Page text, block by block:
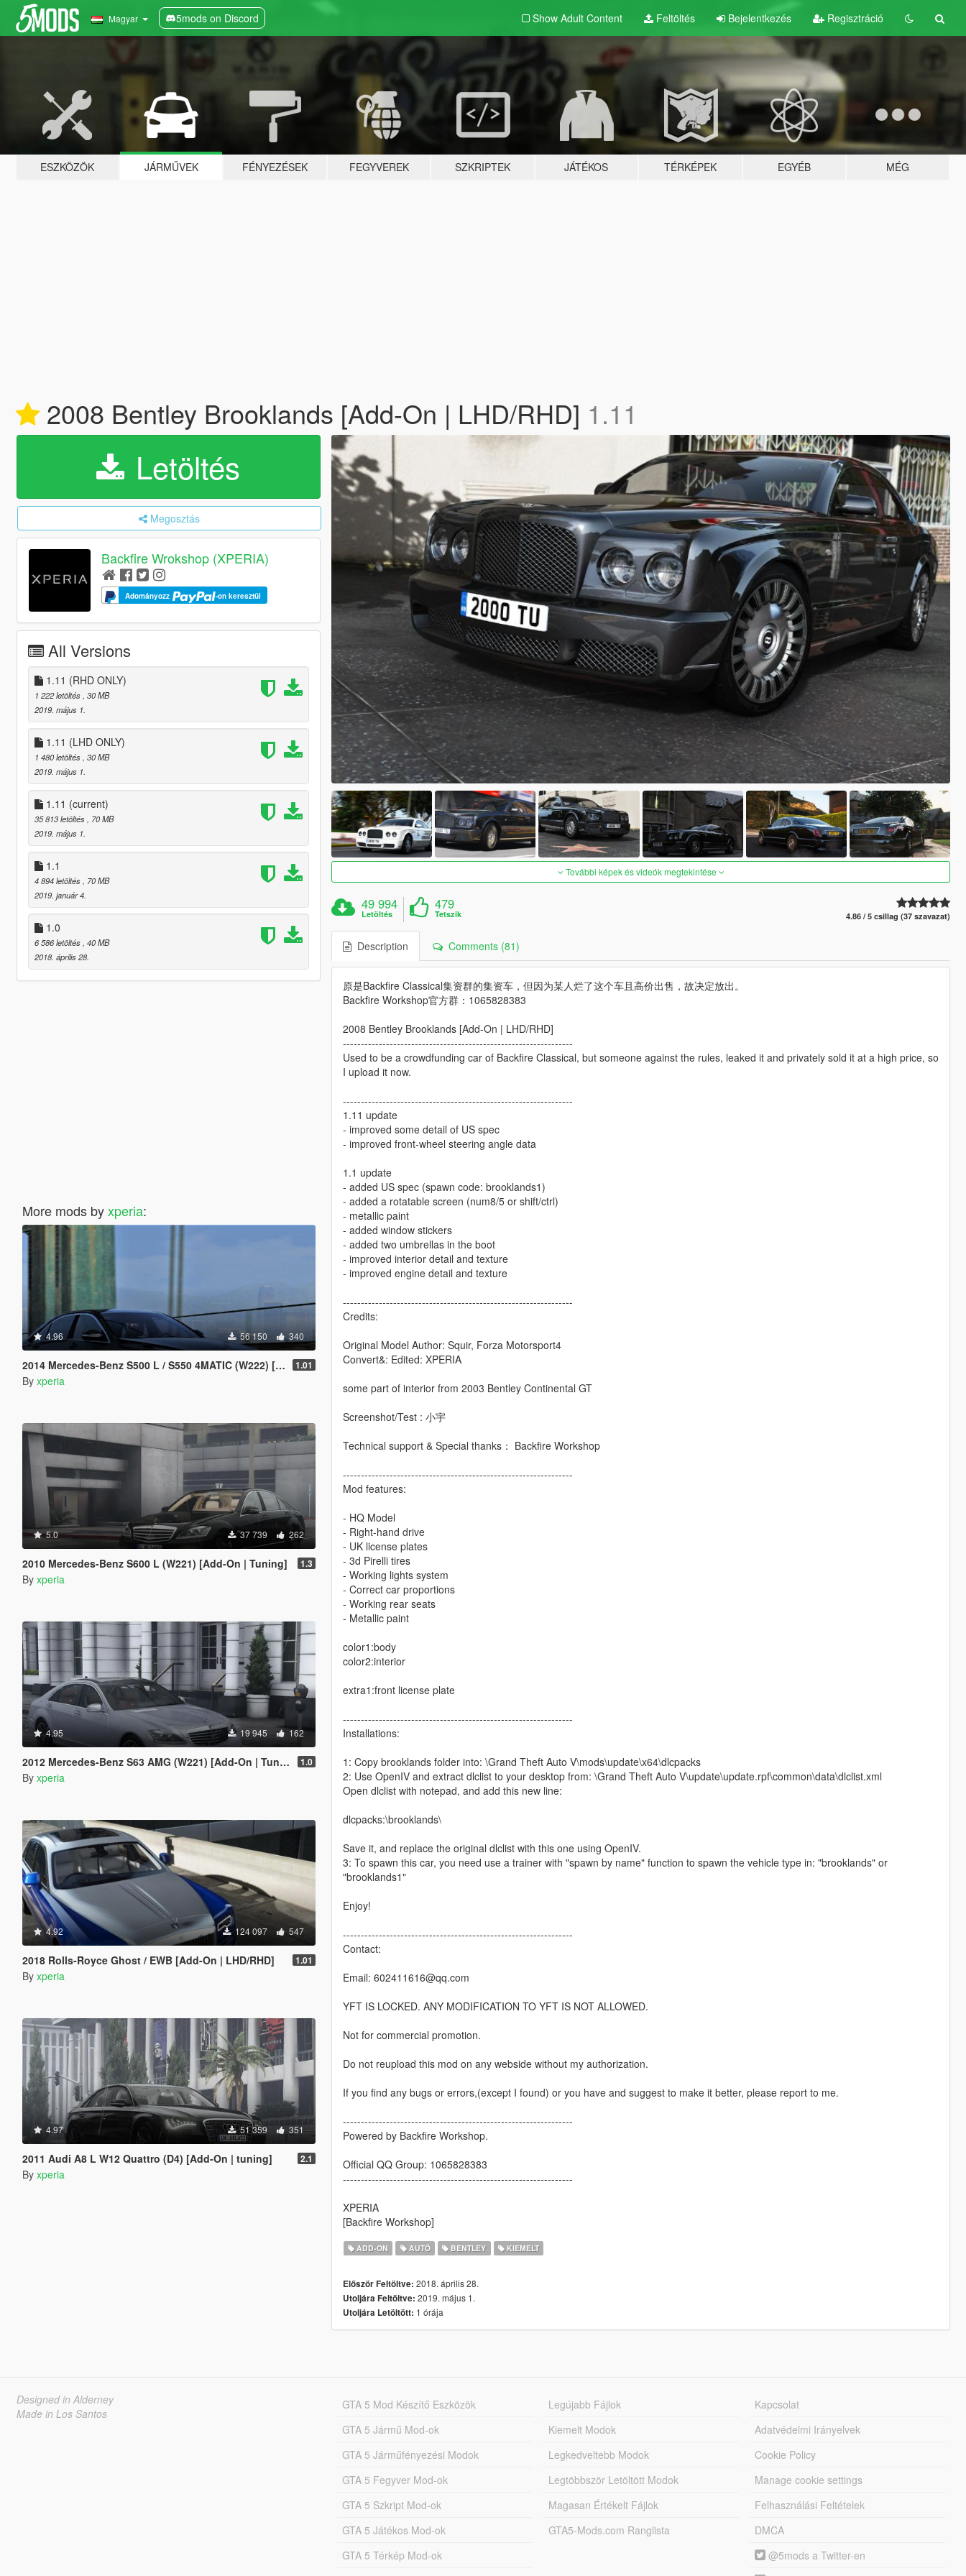
Magyar 5mods on Discord Show Adult Content Feltöltés Bejelentkezés Regisztráció
ESZKÖZÖK JÁRMŰVEK FÉNYEZÉSEK FEGYVEREK SZKRIPTEK JÁTÉKOS TÉRKÉPEK EGYÉB MÉG
2008 Bentley Brooklands [Add-On | LHD/RHD] 1.11
Letöltés
Megosztás
Backfire Wrokshop (XPERIA)
Adományozz -on keresztül
All Versions
1.11 (RHD ONLY)
1 222 letöltés , 30 MB
2019. május 1.
1.11 (LHD ONLY)
1 480 letöltés , 30 MB
2019. május 1.
1.11 (current)
35 813 letöltés
, 70 MB
2019. május 1.
1.1
4 894 letöltés
, 70 MB
2019. január 4.
1.0
6 586 letöltés , 40 MB
2018. április 28.
More mods byxperia:
4.96 56 150 340
2014 Mercedes-Benz S500 L / S550 4MATIC (W222) [Add-On | Tuning] 1.01
By xperia
5.0 37 739 262
2010 Mercedes-Benz S600 L (W221) [Add-On | Tuning] 1.3
By xperia
4.95 19 945 162
2012 Mercedes-Benz S63 AMG (W221) [Add-On | Tuning] 1.0
By xperia
4.92 124 097 547
2018 Rolls-Royce Ghost / EWB [Add-On | LHD/RHD] 1.01
By xperia
4.97 51 359 351
2011 Audi A8 L W12 Quattro (D4) [Add-On | tuning] 2.1
By xperia
További képek és videók megtekintése
49 994
Letöltés
479
Tetszik 4.86 / 5 csillag (37 szavazat)
Description Comments (81)
原是Backfire Classical集资群的集资车，但因为某人烂了这个车且高价出售，故决定放出。
Backfire Workshop官方群：1065828383
2008 Bentley Brooklands [Add-On | LHD/RHD]
----------------------------------------------------------------
Used to be a crowdfunding car of Backfire Classical, but someone against the rules, leaked it and privately sold it at a high price, so
I upload it now.
----------------------------------------------------------------
1.11 update
- improved some detail of US spec
- improved front-wheel steering angle data
1.1 update
- added US spec (spawn code: brooklands1)
- added a rotatable screen (num8/5 or shift/ctrl)
- metallic paint
- added window stickers
- added two umbrellas in the boot
- improved interior detail and texture
- improved engine detail and texture
----------------------------------------------------------------
Credits:
Original Model Author: Squir, Forza Motorsport4
Convert&: Edited: XPERIA
some part of interior from 2003 Bentley Continental GT
Screenshot/Test : 小宇
Technical support & Special thanks： Backfire Workshop
----------------------------------------------------------------
Mod features:
- HQ Model
- Right-hand drive
- UK license plates
- 3d Pirelli tires
- Working lights system
- Correct car proportions
- Working rear seats
- Metallic paint
color1:body
color2:interior
extra1:front license plate
----------------------------------------------------------------
Installations:
1: Copy brooklands folder into: \Grand Theft Auto V\mods\update\x64\dlcpacks
2: Use OpenIV and extract dlclist to your desktop from: \Grand Theft Auto V\update\update.rpf\common\data\dlclist.xml
Open dlclist with notepad, and add this new line:
dlcpacks:\brooklands\
Save it, and replace the original dlclist with this one using OpenIV.
3: To spawn this car, you need use a trainer with "spawn by name" function to spawn the vehicle type in: "brooklands" or
"brooklands1"
Enjoy!
----------------------------------------------------------------
Contact:
Email: 602411616@qq.com
YFT IS LOCKED. ANY MODIFICATION TO YFT IS NOT ALLOWED.
Not for commercial promotion.
Do not reupload this mod on any webside without my authorization.
If you find any bugs or errors,(except I found) or you have and suggest to make it better, please report to me.
----------------------------------------------------------------
Powered by Backfire Workshop.
Official QQ Group: 1065828383
----------------------------------------------------------------
XPERIA
[Backfire Workshop]
ADD-ON AUTÓ BENTLEY KIEMELT
Először Feltöltve: 2018. április 28.
Utoljára Feltöltve: 2019. május 1.
Utoljára Letöltött: 1 órája
Designed in Alderney
Made in Los Santos
GTA 5 Mod Készítő Eszközök
GTA 5 Jármű Mod-ok
GTA 5 Járműfényezési Modok
GTA 5 Fegyver Mod-ok
GTA 5 Szkript Mod-ok
GTA 5 Játékos Mod-ok
GTA 5 Térkép Mod-ok
Legújabb Fájlok
Kiemelt Modok
Legkedveltebb Modok
Legtöbbször Letöltött Modok
Magasan Értékelt Fájlok
GTA5-Mods.com Ranglista
Kapcsolat
Adatvédelmi Irányelvek
Cookie Policy
Manage cookie settings
Felhasználási Feltételek
DMCA
@5mods a Twitter-en